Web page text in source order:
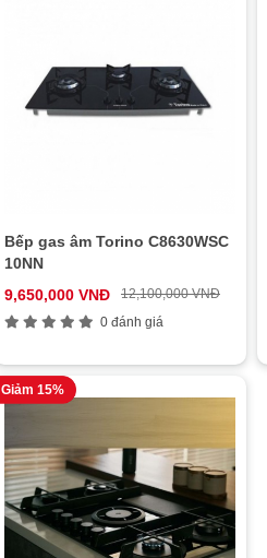
Bếp gas âm Torino C8630WSC
10NN
9,650,000 VNĐ
12,100,000 VNĐ
0 đánh giá
Giảm 15%